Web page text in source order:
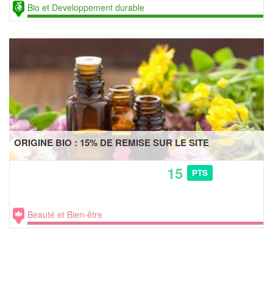
Bio et Developpement durable
ORIGINE BIO : 15% DE REMISE SUR LE SITE
15 PTS
Beauté et Bien-être